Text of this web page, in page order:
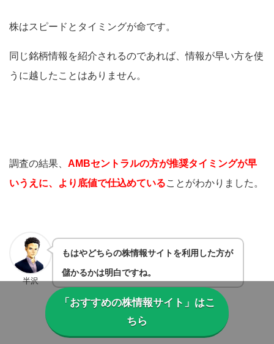
株はスピードとタイミングが命です。
同じ銘柄情報を紹介されるのであれば、情報が早い方を使
うに越したことはありません。
調査の結果、 AMBセントラルの方が推奨タイミングが早
いうえに、より底値で仕込めている ことがわかりました。
半沢
もはやどちらの株情報サイトを利用した方が
儲かるかは明白ですね。
「おすすめの株情報サイト」はこ
ちら